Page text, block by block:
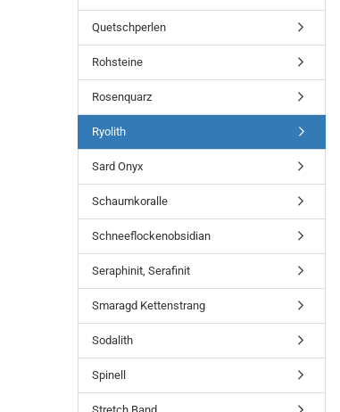
Quetschperlen
Rohsteine
Rosenquarz
Ryolith
Sard Onyx
Schaumkoralle
Schneeflockenobsidian
Seraphinit, Serafinit
Smaragd Kettenstrang
Sodalith
Spinell